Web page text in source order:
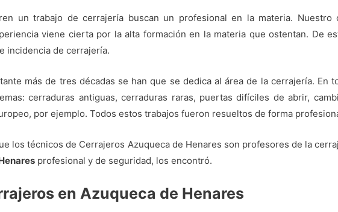
un trabajo de cerrajería buscan un profesional en la materia. Nuestro
viene cierta por la alta formación en la materia que ostentan. De
incidencia de cerrajería.
más de tres décadas se han que se dedica al área de la cerrajería. En
cerraduras antiguas, cerraduras raras, puertas difíciles de abrir,
por ejemplo. Todos estos trabajos fueron resueltos de forma
los técnicos de Cerrajeros Azuqueca de Henares son profesores de la
profesional y de seguridad, los encontró.
en Azuqueca de Henares